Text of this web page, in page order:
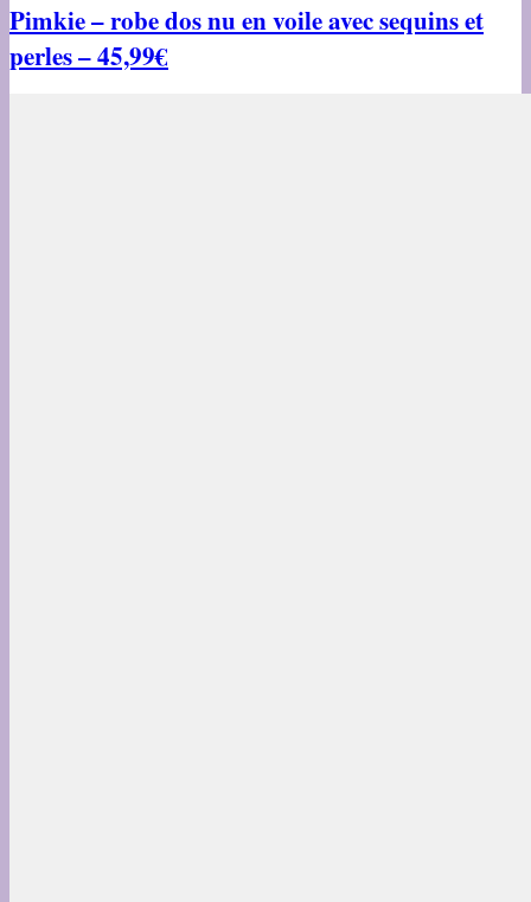
Pimkie – robe dos nu en voile avec sequins et
perles – 45,99€